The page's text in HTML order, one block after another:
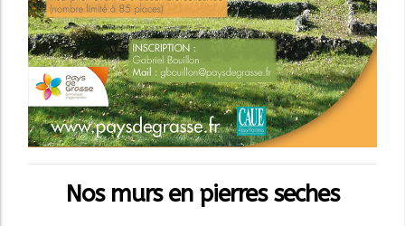
Nos murs en pierres seches